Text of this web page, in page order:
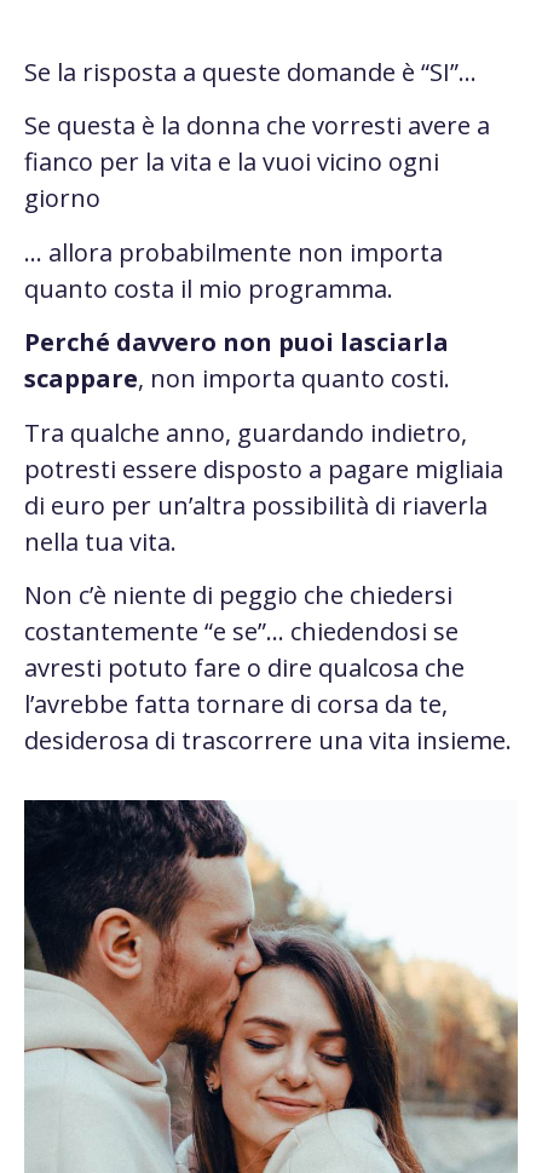
Se la risposta a queste domande è “SI”…
Se questa è la donna che vorresti avere a
fianco per la vita e la vuoi vicino ogni
giorno
… allora probabilmente non importa
quanto costa il mio programma.
Perché davvero non puoi lasciarla
scappare, non importa quanto costi.
Tra qualche anno, guardando indietro,
potresti essere disposto a pagare migliaia
di euro per un’altra possibilità di riaverla
nella tua vita.
Non c’è niente di peggio che chiedersi
costantemente “e se”… chiedendosi se
avresti potuto fare o dire qualcosa che
l’avrebbe fatta tornare di corsa da te,
desiderosa di trascorrere una vita insieme.